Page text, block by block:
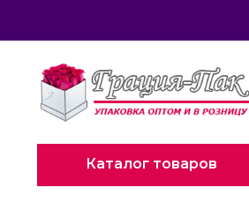
Каталог товаров